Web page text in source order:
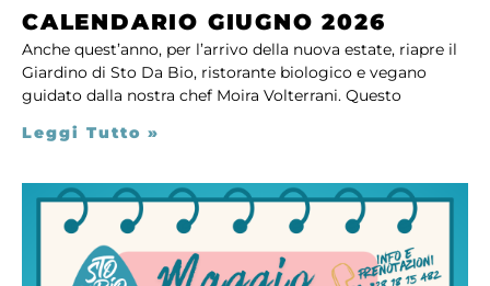
CALENDARIO GIUGNO 2026
Anche quest’anno, per l’arrivo della nuova estate, riapre il
Giardino di Sto Da Bio, ristorante biologico e vegano
guidato dalla nostra chef Moira Volterrani. Questo
Leggi Tutto »